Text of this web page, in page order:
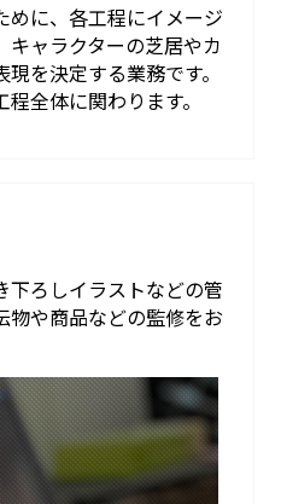
めに、各工程にイメージ
キャラクターの芝居やカ
を決定する業務です。
全体に関わります。
下ろしイラストなどの管
物や商品などの監修をお